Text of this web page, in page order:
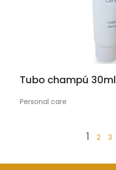
Tubo champú 30ml
Personal care
1 2 3